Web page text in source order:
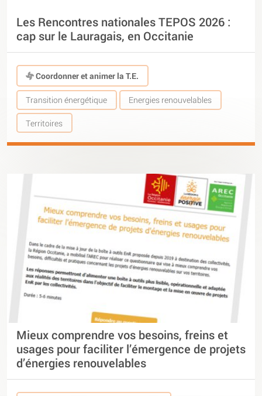
Les Rencontres nationales TEPOS 2026 :
cap sur le Lauragais, en Occitanie
Coordonner et animer la T.E.
Transition énergétique Energies renouvelables
Territoires
Mieux comprendre vos besoins, freins et
usages pour faciliter l’émergence de projets
d’énergies renouvelables